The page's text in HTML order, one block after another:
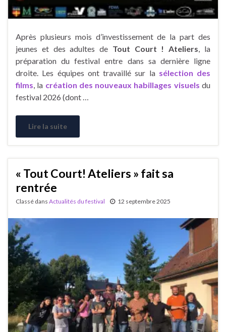
Après plusieurs mois d’investissement de la part des
jeunes et des adultes de Tout Court ! Ateliers , la
préparation du festival entre dans sa dernière ligne
droite. Les équipes ont travaillé sur la sélection des
films , la création des nouveaux habillages visuels du
festival 2026 (dont …
Lire la suite
« Tout Court! Ateliers » fait sa
rentrée
Classé dans Actualités du festival 12 septembre 2025